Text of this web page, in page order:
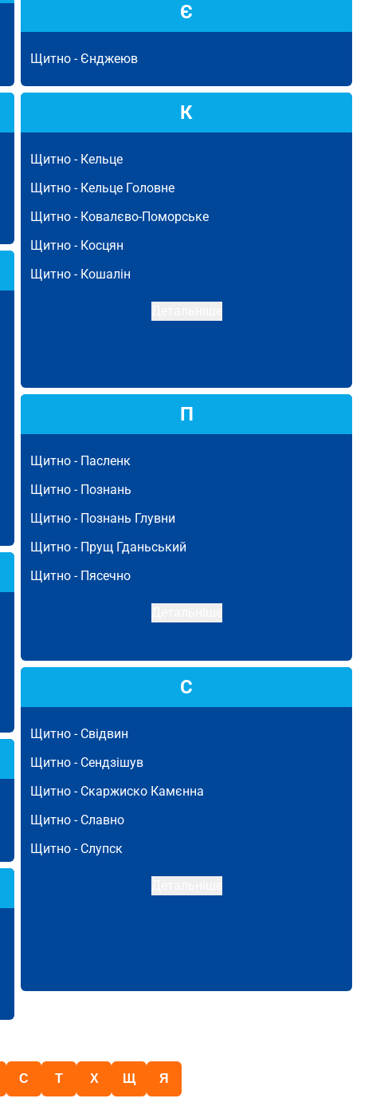
Є
Щитно - Єнджеюв
К
Щитно - Кельце
Щитно - Кельце Головне
Щитно - Ковалєво-Поморське
Щитно - Косцян
Щитно - Кошалін
П
Щитно - Пасленк
Щитно - Познань
Щитно - Познань Глувни
Щитно - Прущ Гданьський
Щитно - Пясечно
С
Щитно - Свідвин
Щитно - Сендзішув
Щитно - Скаржиско Камєнна
Щитно - Славно
Щитно - Слупск
С Т Х Щ Я